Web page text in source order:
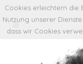
Cookies erleichtern die
Nutzung unserer
dass wir Cookies